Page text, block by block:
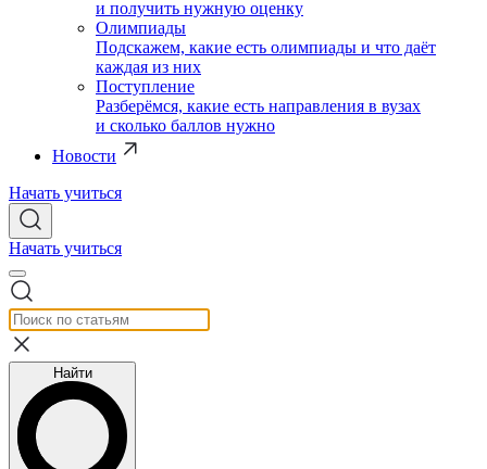
и получить нужную оценку
Олимпиады
Подскажем, какие есть олимпиады и что даёт
каждая из них
Поступление
Разберёмся, какие есть направления в вузах
и сколько баллов нужно
Новости
Начать учиться
Начать учиться
Найти